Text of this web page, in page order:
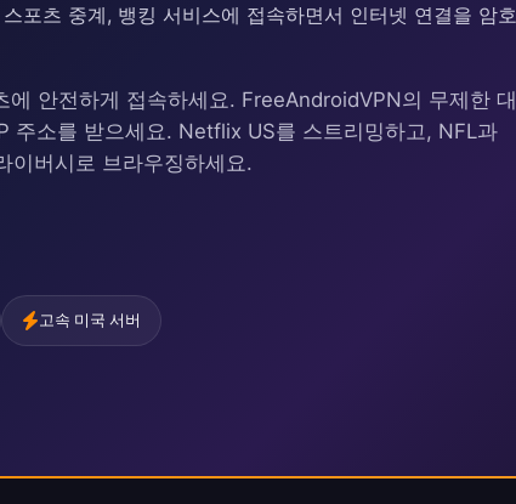
포츠 중계, 뱅킹 서비스에 접속하면서 인터넷 연결을 암호
에 안전하게 접속하세요. FreeAndroidVPN의 무제한 대
주소를 받으세요. Netflix US를 스트리밍하고, NFL과
이버시로 브라우징하세요.
고속 미국 서버